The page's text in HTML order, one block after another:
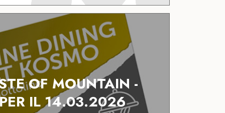
OF MOUNTAIN -
IL 14.03.2026